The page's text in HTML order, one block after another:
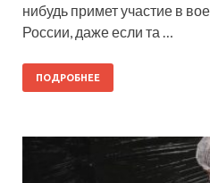
нибудь примет участие в
России, даже если та …
ПОДРОБНЕЕ